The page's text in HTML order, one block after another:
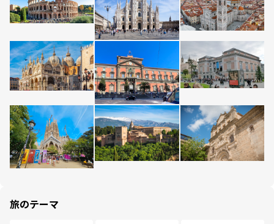
旅のテーマ